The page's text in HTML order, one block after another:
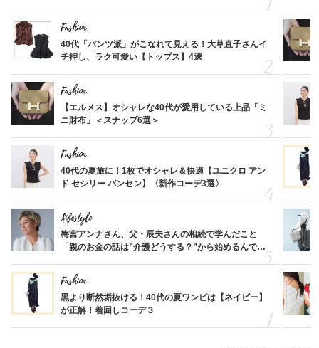
Fashion
40代「パンツ派」がこなれて見える！大草直子さんイ
チ押し、ラク可愛い【トップス】4選
Fashion
【エルメス】オシャレな40代が愛用している上品「ミ
ニ財布」＜スナップ6選＞
Fashion
40代の夏旅に！1枚でオシャレ＆快適【ユニクロ アン
ド セシリー バンセン】〈新作コーデ3選〉
Lifestyle
梅宮アンナさん、父・辰夫さんの相続で学んだこと
「親のお金の話は”介護どうする？”から始めるんで
Fashion
黒より断然垢抜ける！40代の夏ワンピは【ネイビー】
が正解！着回しコーデ３